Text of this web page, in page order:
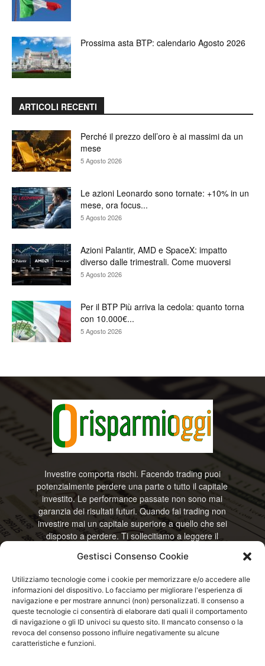
Gestisci Consenso Cookie
Utilizziamo tecnologie come i cookie per memorizzare e/o accedere alle
informazioni del dispositivo. Lo facciamo per migliorare l'esperienza di
navigazione e per mostrare annunci (non) personalizzati. Il consenso a
queste tecnologie ci consentirà di elaborare dati quali il comportamento
di navigazione o gli ID univoci su questo sito. Il mancato consenso o la
revoca del consenso possono influire negativamente su alcune
caratteristiche e funzioni.
Prossima asta BTP: calendario Agosto 2026
ARTICOLI RECENTI
Perché il prezzo dell’oro è ai massimi da un
mese
5 Agosto 2026
Le azioni Leonardo sono tornate: +10% in un
mese, ora focus...
5 Agosto 2026
Azioni Palantir, AMD e SpaceX: impatto
diverso dalle trimestrali. Come muoversi
5 Agosto 2026
Per il BTP Più arriva la cedola: quanto torna
con 10.000€...
5 Agosto 2026
Investire comporta rischi. Facendo trading puoi
potenzialmente perdere una parte o tutto il capitale
investito. Le performance passate non sono mai
garanzia dei risultati futuri. Quando fai trading non
investire mai un capitale superiore a quello che sei
disposto a perdere. Ti sollecitiamo a leggere il
RisparmiOggi non offre alcun genere di consulenza
e non si assume la responsabilità sull’utilizzo delle
informazioni riportate. Continuando ad accedere o
a usare questo sito o ogni servizio disponibile
questo sito, dichiari di accettare termini e condizioni
previste. © RisparmiOggi
Contattaci: